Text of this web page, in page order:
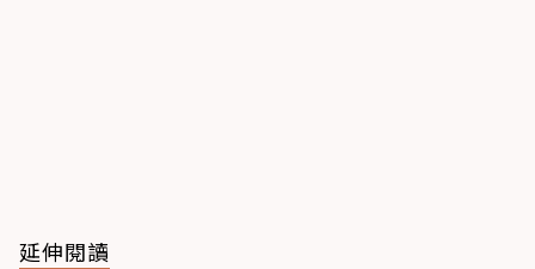
延伸閱讀